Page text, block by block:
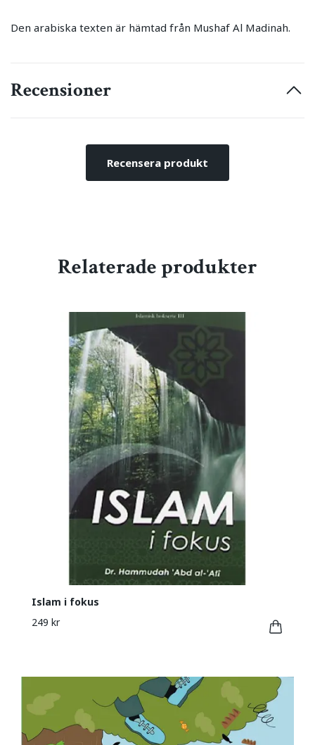
Den arabiska texten är hämtad från Mushaf Al Madinah.
Recensioner
Recensera produkt
Relaterade produkter
Islam i fokus
249 kr